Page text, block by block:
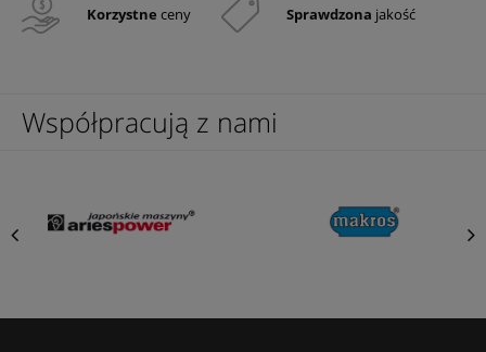
Korzystne ceny Sprawdzona jakość
Współpracują z nami